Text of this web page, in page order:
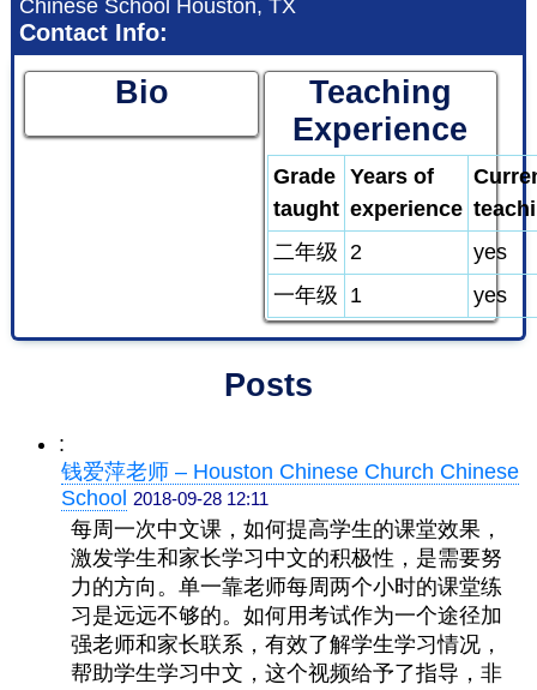
Chinese School Houston, TX
Contact Info:
Bio
Teaching
Experience
Grade
taught
Years of
experience
二年级 2
yes
一年级 1 yes
Posts
:
钱爱萍老师 – Houston Chinese Church Chinese
School 2018-09-28 12:11
每周一次中文课，如何提高学生的课堂效果，
激发学生和家长学习中文的积极性，是需要努
力的方向。单一靠老师每周两个小时的课堂练
习是远远不够的。如何用考试作为一个途径加
强老师和家长联系，有效了解学生学习情况，
帮助学生学习中文，这个视频给予了指导，非